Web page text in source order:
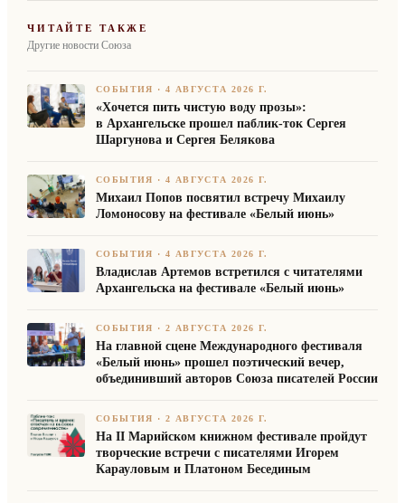
ЧИТАЙТЕ ТАКЖЕ
Другие новости Союза
СОБЫТИЯ ·4 АВГУСТА 2026 Г.
«Хочется пить чистую воду прозы»:
в Архангельске прошел паблик-ток Сергея
Шаргунова и Сергея Белякова
СОБЫТИЯ ·4 АВГУСТА 2026 Г.
Михаил Попов посвятил встречу Михаилу
Ломоносову на фестивале «Белый июнь»
СОБЫТИЯ ·4 АВГУСТА 2026 Г.
Владислав Артемов встретился с читателями
Архангельска на фестивале «Белый июнь»
СОБЫТИЯ ·2 АВГУСТА 2026 Г.
На главной сцене Международного фестиваля
«Белый июнь» прошел поэтический вечер,
объединивший авторов Союза писателей России
СОБЫТИЯ ·2 АВГУСТА 2026 Г.
На II Марийском книжном фестивале пройдут
творческие встречи с писателями Игорем
Карауловым и Платоном Бесединым